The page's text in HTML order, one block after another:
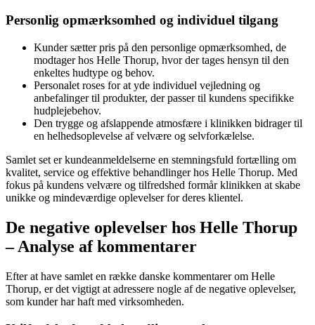
Personlig opmærksomhed og individuel tilgang
Kunder sætter pris på den personlige opmærksomhed, de
modtager hos Helle Thorup, hvor der tages hensyn til den
enkeltes hudtype og behov.
Personalet roses for at yde individuel vejledning og
anbefalinger til produkter, der passer til kundens specifikke
hudplejebehov.
Den trygge og afslappende atmosfære i klinikken bidrager til
en helhedsoplevelse af velvære og selvforkælelse.
Samlet set er kundeanmeldelserne en stemningsfuld fortælling om
kvalitet, service og effektive behandlinger hos Helle Thorup. Med
fokus på kundens velvære og tilfredshed formår klinikken at skabe
unikke og mindeværdige oplevelser for deres klientel.
De negative oplevelser hos Helle Thorup
– Analyse af kommentarer
Efter at have samlet en række danske kommentarer om Helle
Thorup, er det vigtigt at adressere nogle af de negative oplevelser,
som kunder har haft med virksomheden.